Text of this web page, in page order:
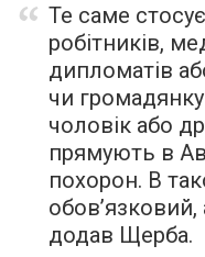
Те саме
робітників,
дипломатів
чи громадянку
чоловік або
прямують в
похорон. В
додав Щерба.